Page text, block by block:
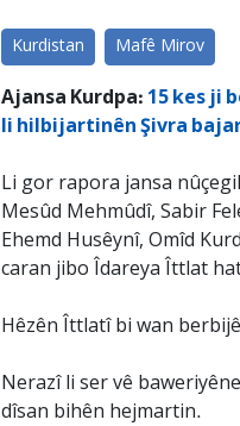
Kurdistan Mafê Mirov
Ajansa Kurdpa: 15 kes ji
li hilbijartinên Şivra
Li gor rapora jansa
Mesûd Mehmûdî, Sabir
Ehemd Husêynî, Omîd
caran jibo Îdareya Îttlat
Hêzên Îttlatî bi wan
Nerazî li ser vê
dîsan bihên hejmartin.